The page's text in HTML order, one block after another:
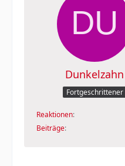
Dunkelzahn
Fortgeschrittener
Reaktionen
Beiträge